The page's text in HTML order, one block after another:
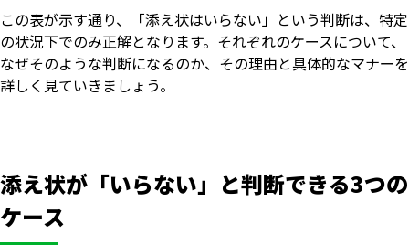
この表が示す通り、「添え状はいらない」という判断は、特定
の状況下でのみ正解となります。それぞれのケースについて、
なぜそのような判断になるのか、その理由と具体的なマナーを
詳しく見ていきましょう。
添え状が「いらない」と判断できる3つの
ケース